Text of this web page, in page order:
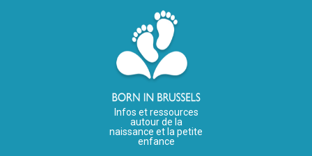
Infos et ressources
autour de la
naissance et la petite
enfance